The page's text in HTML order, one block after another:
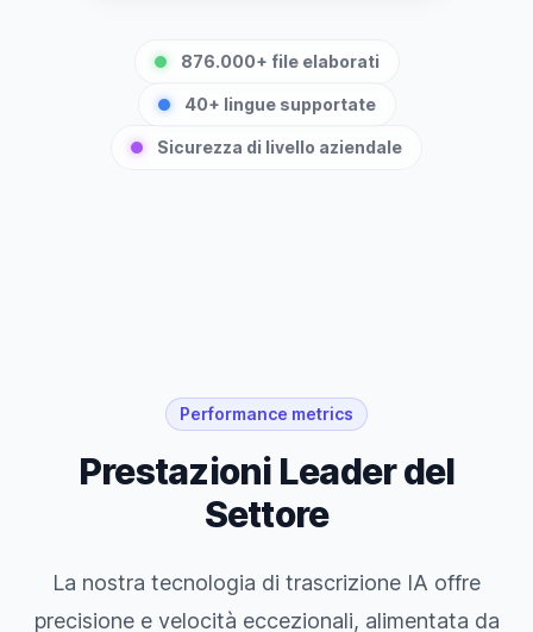
876.000+ file elaborati
40+ lingue supportate
Sicurezza di livello aziendale
Performance metrics
Prestazioni Leader del
Settore
La nostra tecnologia di trascrizione IA offre
precisione e velocità eccezionali, alimentata da